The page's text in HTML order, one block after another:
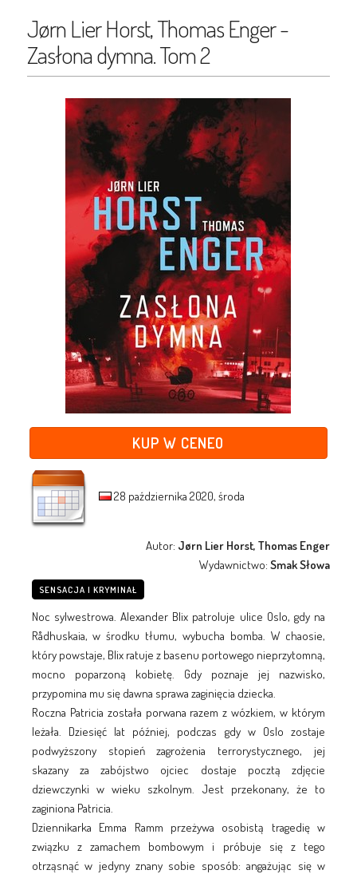
Jørn Lier Horst, Thomas Enger -
Zasłona dymna. Tom 2
KUP W CENEO
28 października 2020, środa
Autor: Jørn Lier Horst, Thomas Enger
Wydawnictwo:Smak Słowa
SENSACJA I KRYMINAŁ
Noc sylwestrowa. Alexander Blix patroluje ulice Oslo, gdy na
Rådhuskaia, w środku tłumu, wybucha bomba. W chaosie,
który powstaje, Blix ratuje z basenu portowego nieprzytomną,
mocno poparzoną kobietę. Gdy poznaje jej nazwisko,
przypomina mu się dawna sprawa zaginięcia dziecka.
Roczna Patricia została porwana razem z wózkiem, w którym
leżała. Dziesięć lat później, podczas gdy w Oslo zostaje
podwyższony stopień zagrożenia terrorystycznego, jej
skazany za zabójstwo ojciec dostaje pocztą zdjęcie
dziewczynki w wieku szkolnym. Jest przekonany, że to
zaginiona Patricia.
Dziennikarka Emma Ramm przeżywa osobistą tragedię w
związku z zamachem bombowym i próbuje się z tego
otrząsnąć w jedyny znany sobie sposób: angażując się w